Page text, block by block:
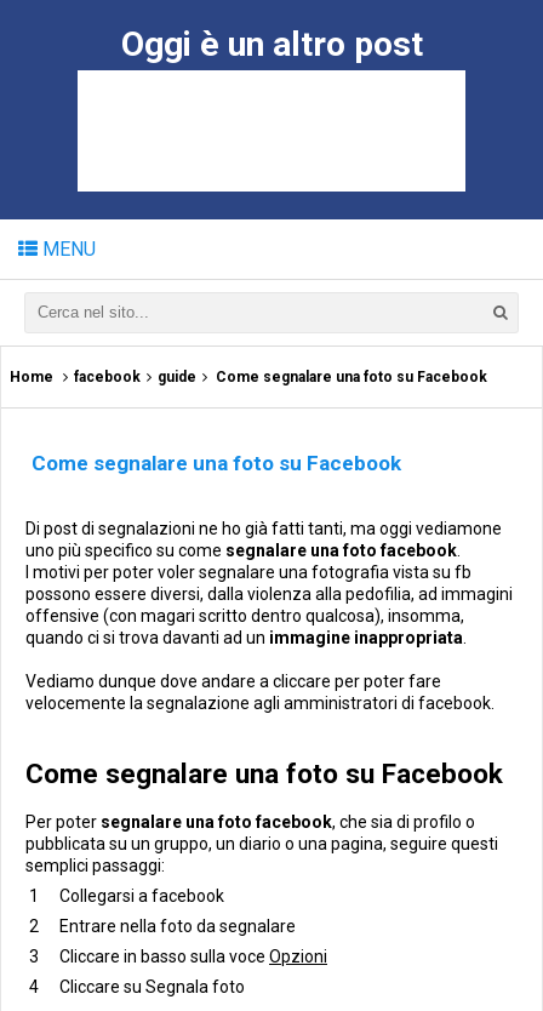
Oggi è un altro post
MENU
Home facebook guide Come segnalare una foto su Facebook
Come segnalare una foto su Facebook
Di post di segnalazioni ne ho già fatti tanti, ma oggi vediamone
uno più specifico su come segnalare una foto facebook
I motivi per poter voler segnalare una fotografia vista su fb
possono essere diversi, dalla violenza alla pedofilia, ad immagini
offensive (con magari scritto dentro qualcosa), insomma,
quando ci si trova davanti ad un immagine inappropriata
Vediamo dunque dove andare a cliccare per poter fare
velocemente la segnalazione agli amministratori di facebook.
Come segnalare una foto su Facebook
Per poter segnalare una foto facebook, che sia di profilo o
pubblicata su un gruppo, un diario o una pagina, seguire questi
semplici passaggi:
Collegarsi a facebook
Entrare nella foto da segnalare
Cliccare in basso sulla voce Opzioni
Cliccare su Segnala foto